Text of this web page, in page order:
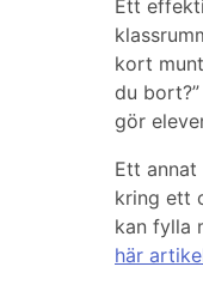
Ett
kort
du
gör
Ett
kring ett
kan fylla
här